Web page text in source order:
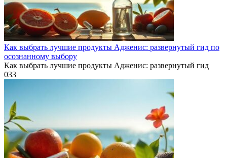
Как выбрать лучшие продукты Адженис: развернутый гид по
осознанному выбору
Как выбрать лучшие продукты Адженис: развернутый гид
033